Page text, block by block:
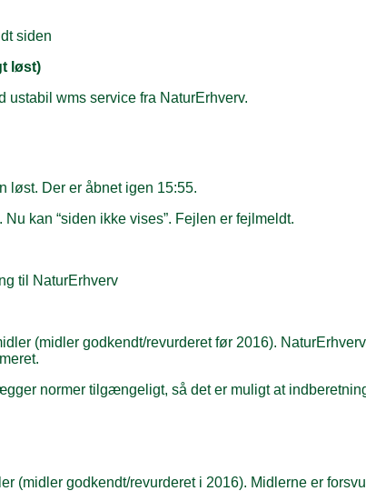
siden
løst)
ustabil wms service fra NaturErhverv.
løst. Der er åbnet igen 15:55.
kan “siden ikke vises”. Fejlen er fejlmeldt.
til NaturErhverv
(midler godkendt/revurderet før 2016).
normer tilgængeligt, så det er muligt at
(midler godkendt/revurderet i 2016). Midlerne er